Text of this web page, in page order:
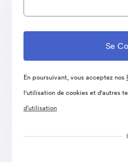
En poursuivant, vous acceptez nos
l'utilisation de cookies et d'autres
d’utilisation